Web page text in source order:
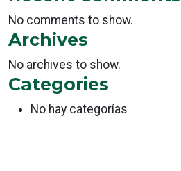
No comments to show.
Archives
No archives to show.
Categories
No hay categorías